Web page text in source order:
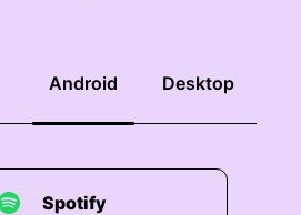
Thema mit einem großen
Android Desktop
Spotify